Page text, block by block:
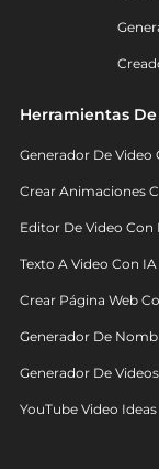
Herramientas De
Generador De Video
Crear Animaciones
Editor De Video Con
Texto A Video Con IA
Crear Página Web
Generador De
Generador De
YouTube Video Ideas